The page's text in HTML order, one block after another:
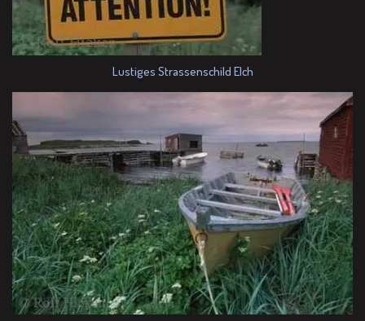
Lustiges Strassenschild Elch